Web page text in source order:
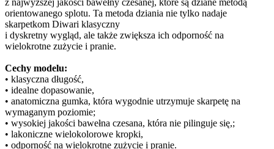
orientowanego splotu. Ta metoda dziania nie tylko nadaje
skarpetkom Diwari klasyczny
i dyskretny wygląd, ale także zwiększa ich odporność na
wielokrotne zużycie i pranie.
Cechy modelu:
• klasyczna długość,
• idealne dopasowanie,
• anatomiczna gumka, która wygodnie utrzymuje skarpetę na
wymaganym poziomie;
• wysokiej jakości bawełna czesana, która nie pilinguje się,;
• lakoniczne wielokolorowe kropki,
• odporność na wielokrotne zużycie i pranie.